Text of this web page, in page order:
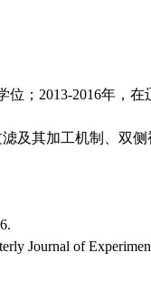
；2013-2016年，在
及其加工机制、双
Journal of